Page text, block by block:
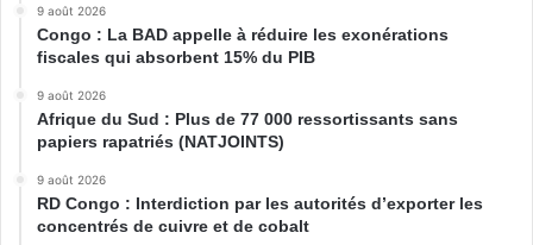
9 août 2026
Congo : La BAD appelle à réduire les exonérations
fiscales qui absorbent 15% du PIB
9 août 2026
Afrique du Sud : Plus de 77 000 ressortissants sans
papiers rapatriés (NATJOINTS)
9 août 2026
RD Congo : Interdiction par les autorités d’exporter les
concentrés de cuivre et de cobalt